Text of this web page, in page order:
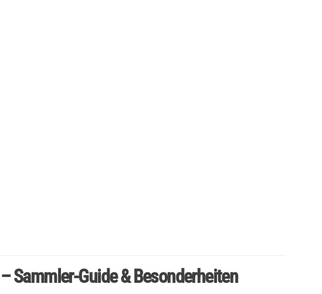
Sammler-Guide & Besonderheiten